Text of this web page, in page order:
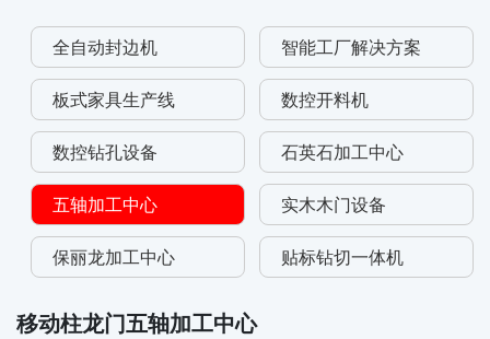
全自动封边机 智能工厂解决方案
板式家具生产线 数控开料机
数控钻孔设备 石英石加工中心
五轴加工中心 实木木门设备
保丽龙加工中心 贴标钻切一体机
移动柱龙门五轴加工中心